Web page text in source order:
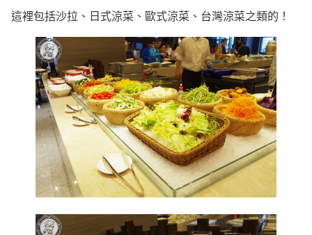
這裡包括沙拉、日式涼菜、歐式涼菜、台灣涼菜之類的！